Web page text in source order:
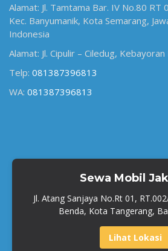
Alamat: Jl. Tamtama Bar. IV No.80 RT
Kec. Banyumanik, Kota Semarang,
Indonesia
Alamat: Jl. Cipulir – Ciledug,
Telp: 081387396813
WA: 081387396813
Sewa Mobil
Jl. Atang Sanjaya No.Rt 01,
Benda, Kota Tangerang,
Lihat Lokasi